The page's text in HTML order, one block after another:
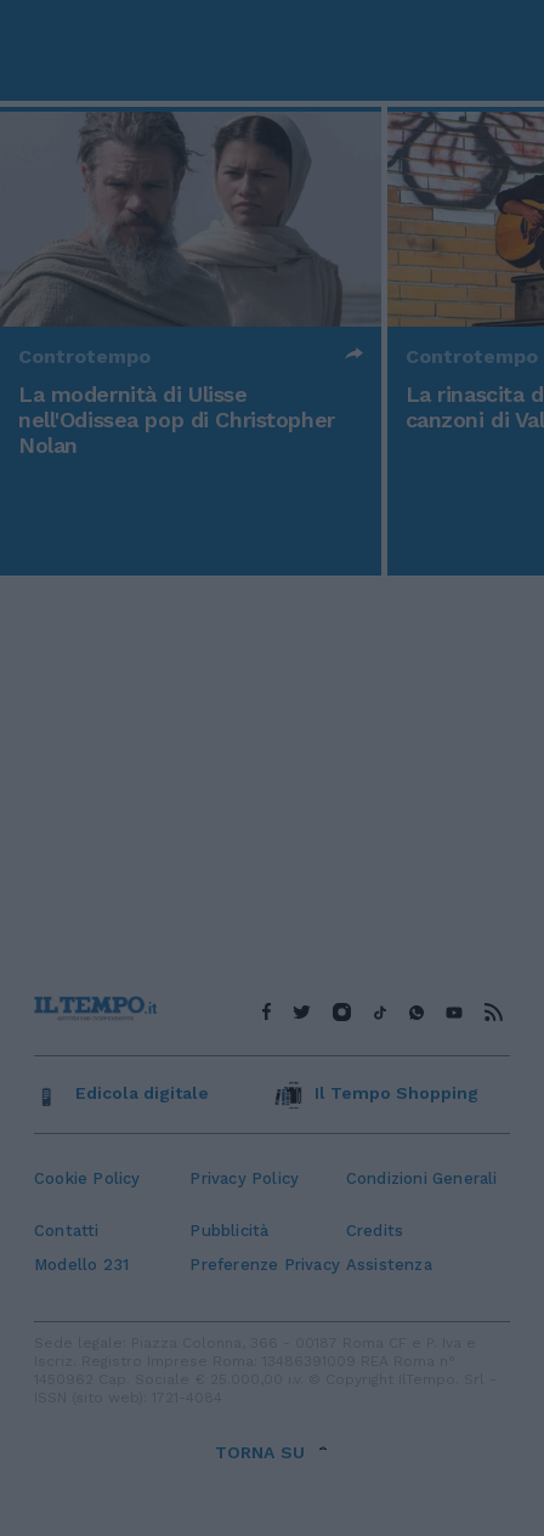
Controtempo
La modernità di Ulisse
nell'Odissea pop di Christopher
Nolan
Controtempo
La rinascita
canzoni di
Cookie Policy Privacy Policy Condizioni Generali
Contatti Pubblicità
Credits
Modello 231
Preferenze Privacy Assistenza
Edicola digitale Il Tempo Shopping
TORNA SU